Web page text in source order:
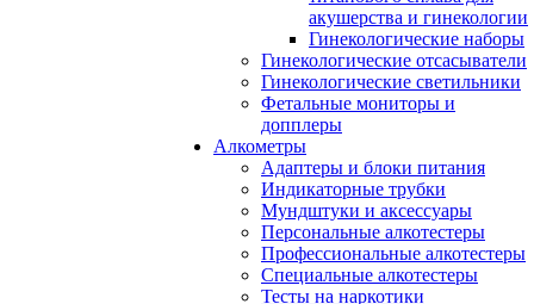
акушерства и гинекологии
Гинекологические наборы
Гинекологические отсасыватели
Гинекологические светильники
Фетальные мониторы и
допплеры
Алкометры
Адаптеры и блоки питания
Индикаторные трубки
Мундштуки и аксессуары
Персональные алкотестеры
Профессиональные алкотестеры
Специальные алкотестеры
Тесты на наркотики